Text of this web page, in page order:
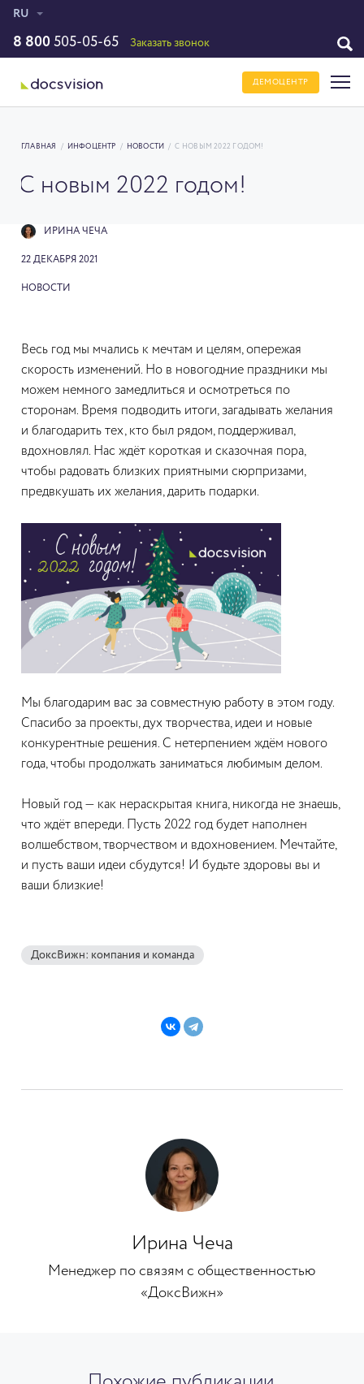
RU
8 800 505-05-65 Заказать звонок
ДЕМОЦЕНТР
ГЛАВНАЯ / ИНФОЦЕНТР / НОВОСТИ / С НОВЫМ 2022 ГОДОМ!
С новым 2022 годом!
ИРИНА ЧЕЧА
22 ДЕКАБРЯ 2021
НОВОСТИ
Весь год мы мчались к мечтам и целям, опережая
скорость изменений. Но в новогодние праздники мы
можем немного замедлиться и осмотреться по
сторонам. Время подводить итоги, загадывать желания
и благодарить тех, кто был рядом, поддерживал,
вдохновлял. Нас ждёт короткая и сказочная пора,
чтобы радовать близких приятными сюрпризами,
предвкушать их желания, дарить подарки.
Мы благодарим ваc за совместную работу в этом году.
Спасибо за проекты, дух творчества, идеи и новые
конкурентные решения. С нетерпением ждём нового
года, чтобы продолжать заниматься любимым делом.
Новый год — как нераскрытая книга, никогда не знаешь,
что ждёт впереди. Пусть 2022 год будет наполнен
волшебством, творчеством и вдохновением. Мечтайте,
и пусть ваши идеи сбудутся! И будьте здоровы вы и
ваши близкие!
ДоксВижн: компания и команда
Ирина Чеча
Менеджер по связям с общественностью
«ДоксВижн»